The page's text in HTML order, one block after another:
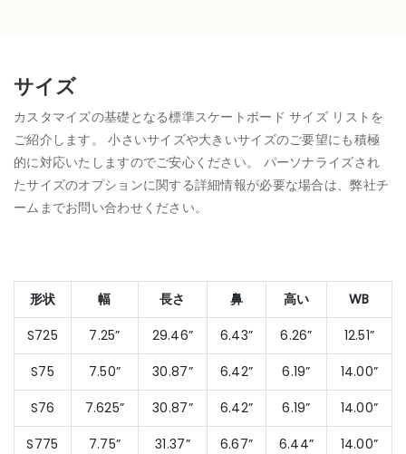
サイズ
カスタマイズの基礎となる標準スケートボード サイズ リストを
ご紹介します。 小さいサイズや大きいサイズのご要望にも積極
的に対応いたしますのでご安心ください。 パーソナライズされ
たサイズのオプションに関する詳細情報が必要な場合は、弊社チ
ームまでお問い合わせください。
形状 幅 長さ 鼻 高い
WB
S725
7.25” 29.46” 6.43” 6.26”
12.51”
S75
7.50” 30.87” 6.42” 6.19”
14.00”
S76
7.625” 30.87” 6.42” 6.19”
14.00”
S775
7.75” 31.37” 6.67” 6.44” 14.00”